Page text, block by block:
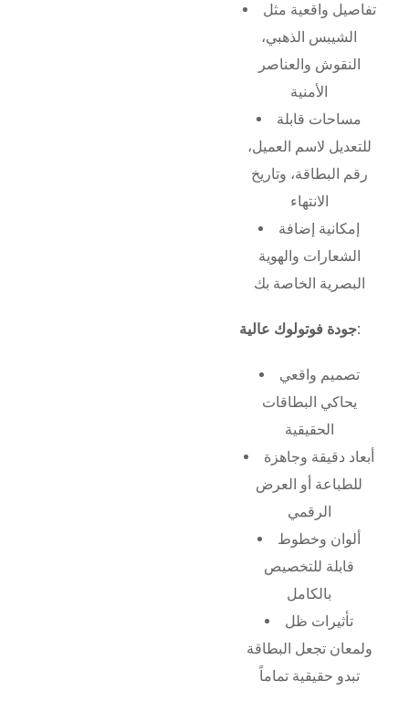
تفاصيل واقعية مثل
الشيبس الذهبي،
النقوش والعناصر
الأمنية
مساحات قابلة
للتعديل لاسم العميل،
رقم البطاقة، وتاريخ
الانتهاء
إمكانية إضافة
الشعارات والهوية
البصرية الخاصة بك
جودة فوتولوك عالية:
تصميم واقعي
يحاكي البطاقات
الحقيقية
أبعاد دقيقة وجاهزة
للطباعة أو العرض
الرقمي
ألوان وخطوط
قابلة للتخصيص
بالكامل
تأثيرات ظل
ولمعان تجعل البطاقة
تبدو حقيقية تماماً